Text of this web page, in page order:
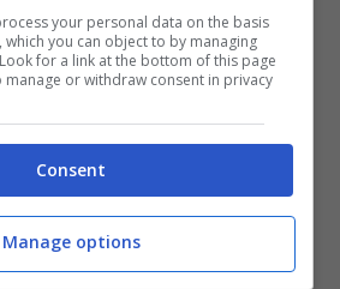
your personal data on the basis
you can object to by managing
for a link at the bottom of this page
manage or withdraw consent in privacy
Consent
Manage options